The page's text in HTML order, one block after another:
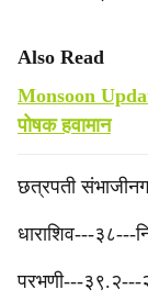
Also Read
Monsoon
पोषक हवामान
छत्रपती
‎धाराशिव---३८---
परभणी---३९.२---